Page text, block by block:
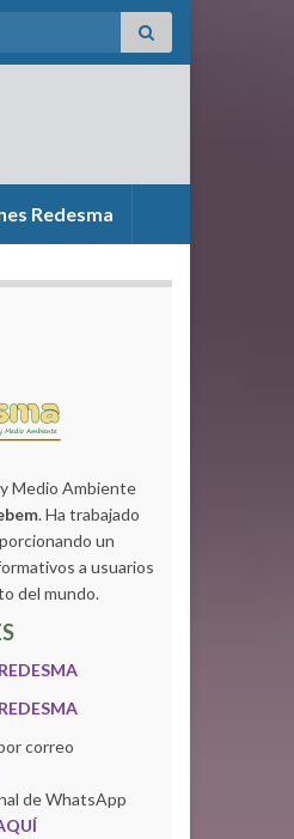
Redesma
Medio Ambiente
. Ha trabajado
un
a usuarios
del mundo.
correo
de WhatsApp